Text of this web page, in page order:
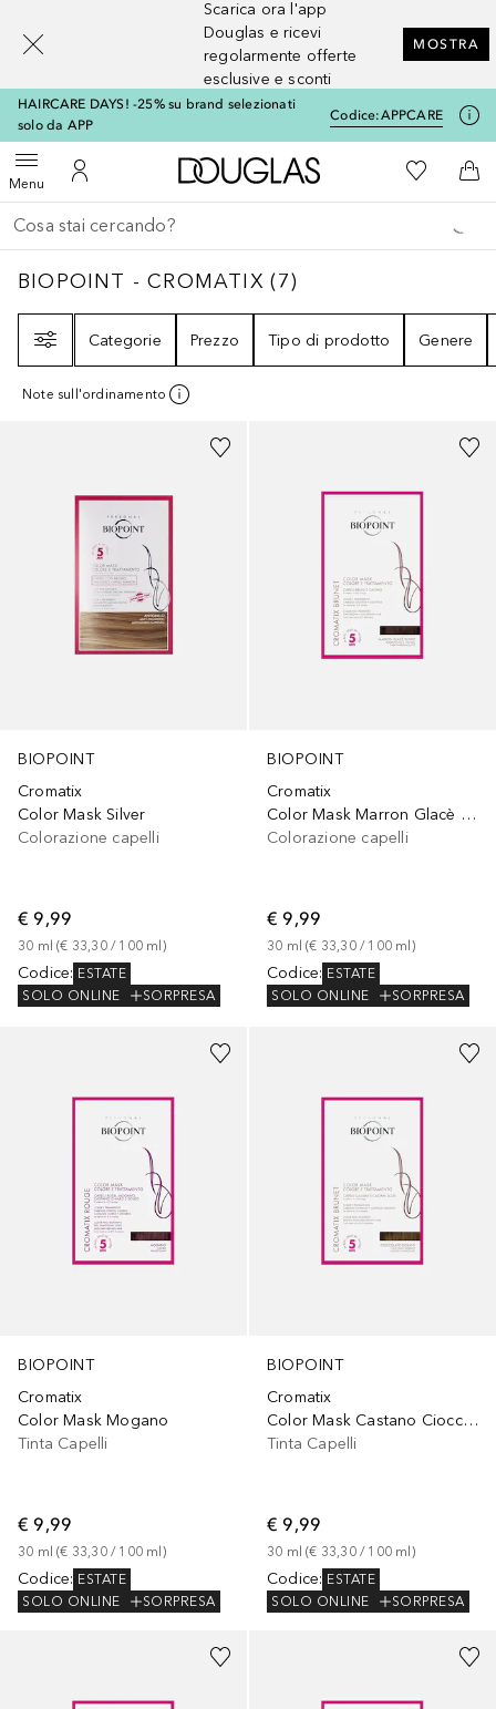
Scarica ora l'app
Douglas e ricevi
regolarmente offerte
esclusive e sconti
MOSTRA
HAIRCARE DAYS! -25% su brand selezionati
solo da APP
Codice:APPCARE
MenuApri menuAl Mio Account
A Douglas HomeAlla Mia
Al
Torna indietro
Esegui ricerca
BIOPOINT - CROMATIX7
BIOPOINT - CROMATIX (7)
Categorie
Prezzo Tipo di prodotto Genere
Note sull'ordinamento
BIOPOINT
Cromatix
Color Mask Silver
Colorazione capelli
€ 9,99
30 ml (€ 33,30 / 100 ml )
Codice: ESTATE
SOLO ONLINE
SORPRESA
BIOPOINT
Cromatix
Color Mask Marron Glacè Scuro
Colorazione capelli
€ 9,99
30 ml (€ 33,30 / 100 ml )
Codice: ESTATE
SOLO ONLINE
SORPRESA
BIOPOINT
Cromatix
Color Mask Mogano
Tinta Capelli
€ 9,99
30 ml (€ 33,30 / 100 ml )
Codice: ESTATE
SOLO ONLINE
SORPRESA
BIOPOINT
Cromatix
Color Mask Castano Cioccolato Dorato
Tinta Capelli
€ 9,99
30 ml (€ 33,30 / 100 ml )
Codice: ESTATE
SOLO ONLINE
SORPRESA
[navigation.slideout.screenreader]